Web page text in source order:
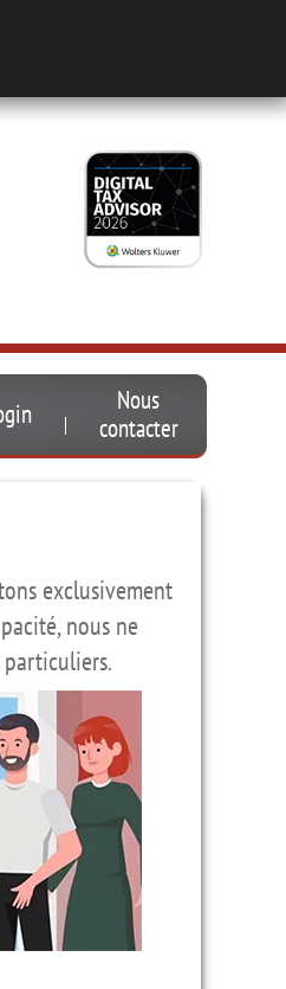
Nous
contacter
exclusivement
nous ne